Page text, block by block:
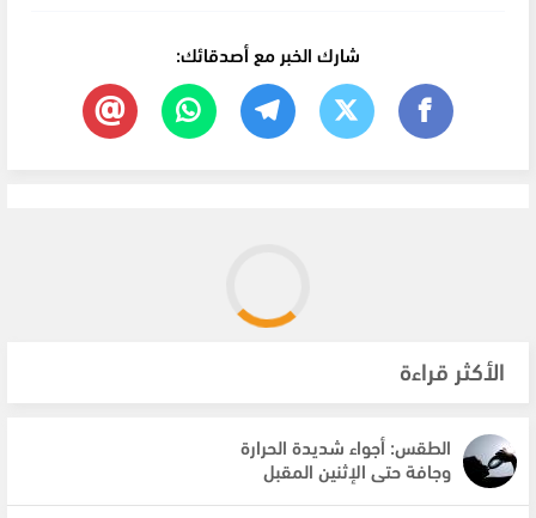
شارك الخبر مع أصدقائك:
الأكثر قراءة
الطقس: أجواء شديدة الحرارة
وجافة حتى الإثنين المقبل